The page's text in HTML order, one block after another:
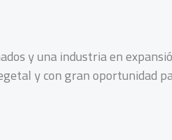
y una industria en
y con gran oportunidad